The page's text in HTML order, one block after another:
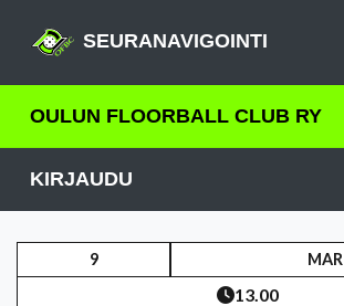
SEURANAVIGOINTI
OULUN FLOORBALL CLUB RY
KIRJAUDU
9 MAR
13.00